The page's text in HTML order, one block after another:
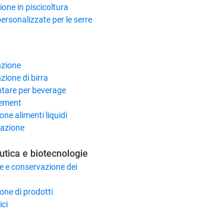
in piscicoltura
per le serre
di birra
per beverage
alimenti liquidi
e biotecnologie
e conservazione dei
di prodotti